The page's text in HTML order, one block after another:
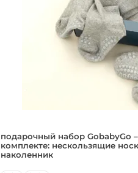
подарочный набор GobabyGo
комплекте: нескользящие
наколенник